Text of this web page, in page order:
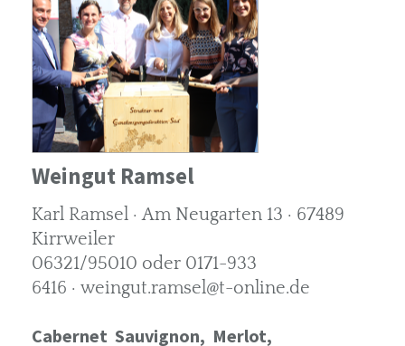
Weingut Ramsel
Karl Ramsel · Am Neugarten 13 · 67489
Kirrweiler
06321/95010 oder 0171-933
6416 · weingut.ramsel@t-online.de
Cabernet Sauvignon, Merlot,